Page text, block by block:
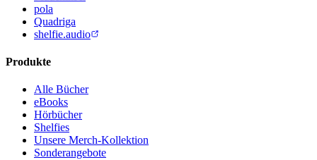
pola
Quadriga
shelfie.audio
Produkte
Alle Bücher
eBooks
Hörbücher
Shelfies
Unsere Merch-Kollektion
Sonderangebote